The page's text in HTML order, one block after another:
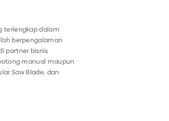
terlengkap dalam
berpengalaman
partner bisnis
manual maupun
Saw Blade, dan